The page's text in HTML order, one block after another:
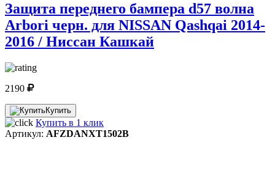
Защита переднего бампера d57 волна
Arbori черн. для NISSAN Qashqai 2014-
2016 / Ниссан Кашкай
2190
Купить
Купить в 1 клик
Артикул: AFZDANXT1502B